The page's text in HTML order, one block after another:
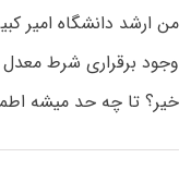
من ارشد دانشگاه امیر
وجود برقراری شرط
خیر؟ تا چه حد میشه